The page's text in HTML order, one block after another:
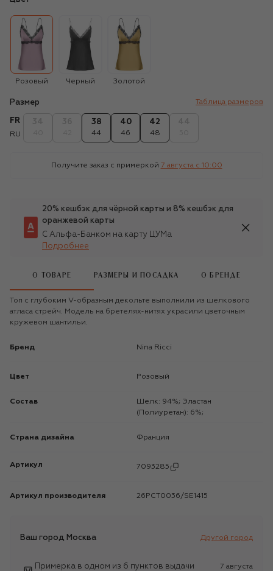
Розовый Черный Золотой
Размер Таблица размеров
FR
RU
38
44
40
46
42
48
Получите заказ с примеркой 7 августа c 10:00
20% кешбэк для чёрной карты и 8% кешбэк для
оранжевой карты
С Альфа-Банком на карту ЦУМа
Подробнее
О ТОВАРЕ РАЗМЕРЫ И ПОСАДКА О БРЕНДЕ
Топ с глубоким V-образным декольте выполнили из шелкового
атласа стрейч. Модель на бретелях-нитях украсили цветочным
кружевом шантильи.
Бренд Nina Ricci
Цвет Розовый
Состав
Шелк: 94%; Эластан
(Полиуретан): 6%;
Страна дизайна Франция
Артикул 7093285
Артикул производителя 26PCT0036/SE1415
Ваш город Москва Другой город
Примерка в одном из 6 пунктов выдачи
7 августа